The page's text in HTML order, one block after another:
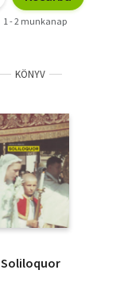
1 - 2 munkanap
KÖNYV
Soliloquor